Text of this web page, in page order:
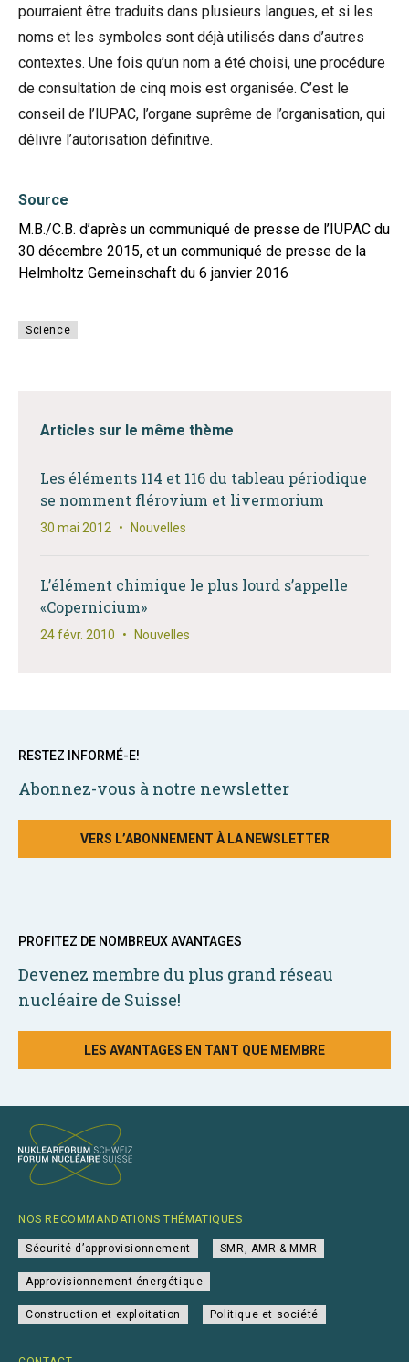
pourraient être traduits dans plusieurs langues, et si les
noms et les symboles sont déjà utilisés dans d’autres
contextes. Une fois qu’un nom a été choisi, une procédure
de consultation de cinq mois est organisée. C’est le
conseil de l’IUPAC, l’organe suprême de l’organisation, qui
délivre l’autorisation définitive.
Source
M.B./C.B. d’après un communiqué de presse de l’IUPAC du
30 décembre 2015, et un communiqué de presse de la
Helmholtz Gemeinschaft du 6 janvier 2016
Science
Articles sur le même thème
Les éléments 114 et 116 du tableau périodique
se nomment flérovium et livermorium
30 mai 2012 • Nouvelles
L’élément chimique le plus lourd s’appelle
«Copernicium»
24 févr. 2010 • Nouvelles
RESTEZ INFORMÉ-E!
Abonnez-vous à notre newsletter
VERS L’ABONNEMENT À LA NEWSLETTER
PROFITEZ DE NOMBREUX AVANTAGES
Devenez membre du plus grand réseau
nucléaire de Suisse!
LES AVANTAGES EN TANT QUE MEMBRE
NOS RECOMMANDATIONS THÉMATIQUES
Sécurité d’approvisionnement SMR, AMR & MMR
Approvisionnement énergétique
Construction et exploitation Politique et société